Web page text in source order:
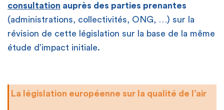
consultation auprès des parties prenantes
(administrations, collectivités, ONG, …) sur la
révision de cette législation sur la base de la même
étude d’impact initiale.
La législation européenne sur la qualité de l’air